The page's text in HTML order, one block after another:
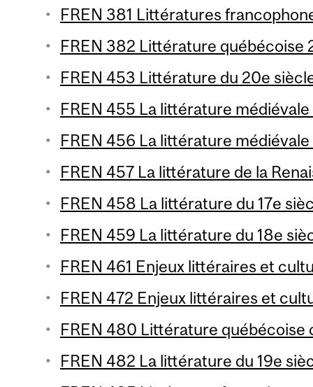
FREN 381 Littératures
FREN 382 Littérature québécoise
FREN 453 Littérature du 20e
FREN 455 La littérature
FREN 456 La littérature
FREN 457 La littérature de la
FREN 458 La littérature du 17e
FREN 459 La littérature du 18e
FREN 461 Enjeux littéraires et
FREN 472 Enjeux littéraires et
FREN 480 Littérature
FREN 482 La littérature du 19e